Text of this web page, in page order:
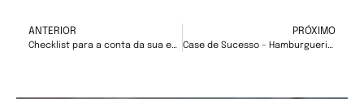
ANTERIOR
Checklist para a conta da sua empresa no Instagram
PRÓXIMO
Case de Sucesso – Hamburgueria Bonis Burguer